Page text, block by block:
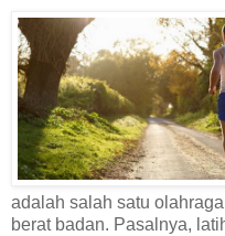
adalah salah satu
berat badan. Pasalnya,